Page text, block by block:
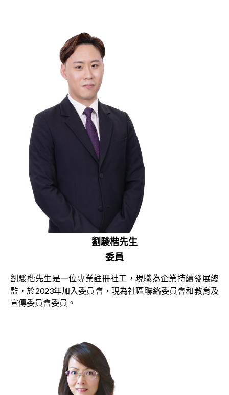
劉駿楷先生
委員
劉駿楷先生是一位專業註冊社工，現職為企業持續發展總
監，於2023年加入委員會，現為社區聯絡委員會和教育及
宣傳委員會委員。